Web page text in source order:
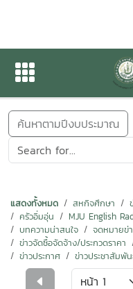
ข่าวสารกิจกร
ค้นหาตามปีงบประมาณ
แสดงทั้งหมด สหกิจศึกษา
ครัวอิ่มอุ่น
MJU English
บทความน่าสนใจ
จดหมายข่
ข่าวจัดซื้อจัดจ้าง/ประกวดราคา
ข่าวประกาศ
ข่าวประชาสัมพั